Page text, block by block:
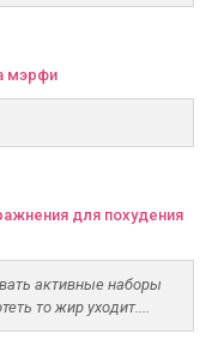
мэрфи
для похудения
активные наборы
то жир уходит....